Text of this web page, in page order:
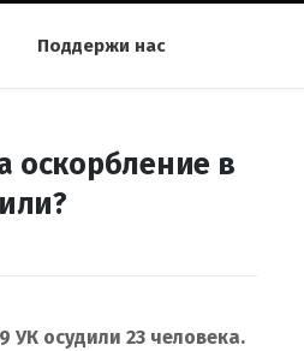
Поддержи нас
оскорбление в
УК осудили 23 человека.